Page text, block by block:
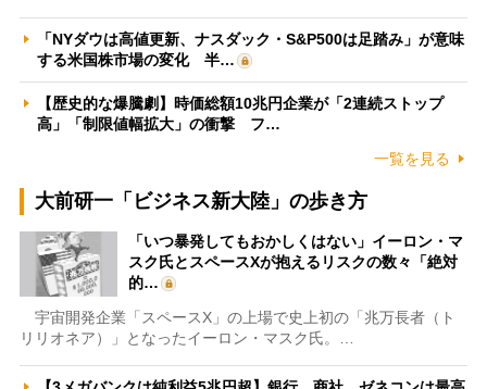
「NYダウは高値更新、ナスダック・S&P500は足踏み」が意味
する米国株市場の変化 半…
【歴史的な爆騰劇】時価総額10兆円企業が「2連続ストップ
高」「制限値幅拡大」の衝撃 フ…
一覧を見る
大前研一「ビジネス新大陸」の歩き方
「いつ暴発してもおかしくはない」イーロン・マ
スク氏とスペースXが抱えるリスクの数々「絶対
的…
宇宙開発企業「スペースX」の上場で史上初の「兆万長者（ト
リリオネア）」となったイーロン・マスク氏。…